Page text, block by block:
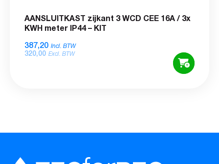
AANSLUITKAST zijkant 3 WCD CEE 16A / 3x
KWH meter IP44 – KIT
387,20 Incl. BTW
320,00 Excl. BTW